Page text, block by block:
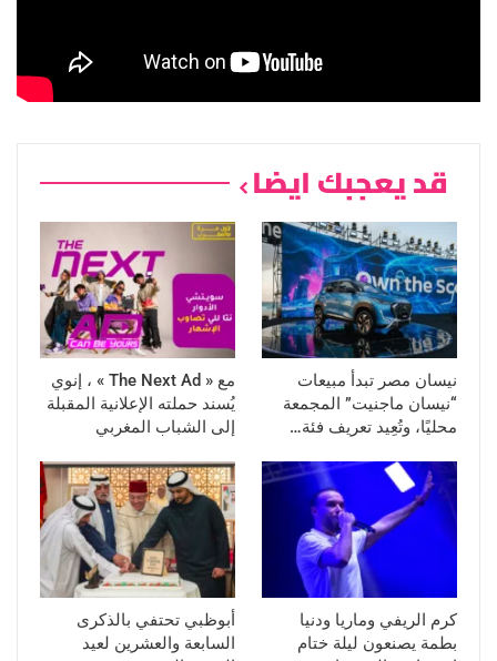
قد يعجبك ايضا
نيسان مصر تبدأ مبيعات
“نيسان ماجنيت” المجمعة
محليًا، وتُعِيد تعريف فئة…
مع « The Next Ad » ، إنوي
يُسند حملته الإعلانية المقبلة
إلى الشباب المغربي
كرم الريفي وماريا ودنيا
بطمة يصنعون ليلة ختام
أبوظبي تحتفي بالذكرى
السابعة والعشرين لعيد